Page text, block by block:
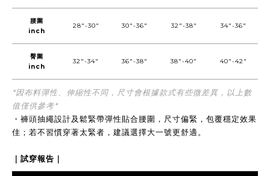
腰圍
inch
28"-30" 30"-36" 32"-38" 34"-36"
臀圍
inch
32"-34" 36"-38" 38"-40" 40"-42"
*因布料彈性、伸縮性不同，尺寸會根據款式有些微差異，以上數
值僅供參考*
・褲頭抽繩設計及鬆緊帶彈性貼合腰圍，尺寸偏緊，包覆穩定效果
佳；若不習慣穿著太緊者，建議選擇大一號更舒適。
｜試穿報告｜